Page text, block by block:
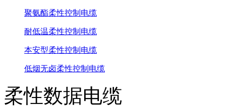
聚氨酯柔性控制电缆
耐低温柔性控制电缆
本安型柔性控制电缆
低烟无卤柔性控制电缆
柔性数据电缆